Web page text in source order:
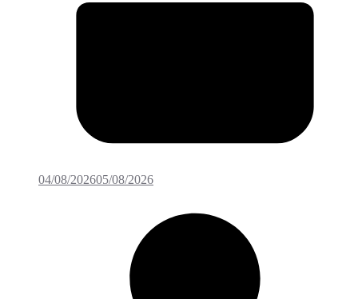
04/08/202605/08/2026